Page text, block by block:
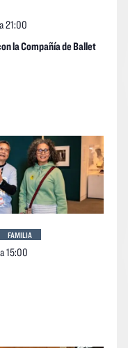
la Compañía de Ballet
a21:00
a15:00
FAMILIA